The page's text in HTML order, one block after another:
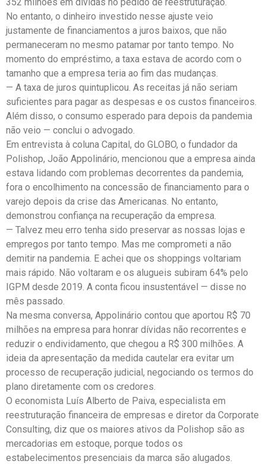
No entanto, o dinheiro investido nesse ajuste veio
justamente de financiamentos a juros baixos, que não
permaneceram no mesmo patamar por tanto tempo. No
momento do empréstimo, a taxa estava de acordo com o
tamanho que a empresa teria ao fim das mudanças.
— A taxa de juros quintuplicou. As receitas já não seriam
suficientes para pagar as despesas e os custos financeiros.
Além disso, o consumo esperado para depois da pandemia
não veio — conclui o advogado.
Em entrevista à coluna Capital, do GLOBO, o fundador da
Polishop, João Appolinário, mencionou que a empresa ainda
estava lidando com problemas decorrentes da pandemia,
fora o encolhimento na concessão de financiamento para o
varejo depois da crise das Americanas. No entanto,
demonstrou confiança na recuperação da empresa.
— Talvez meu erro tenha sido preservar as nossas lojas e
empregos por tanto tempo. Mas me comprometi a não
demitir na pandemia. E achei que os shoppings voltariam
mais rápido. Não voltaram e os alugueis subiram 64% pelo
IGPM desde 2019. A conta ficou insustentável — disse no
mês passado.
Na mesma conversa, Appolinário contou que aportou R$ 70
milhões na empresa para honrar dívidas não recorrentes e
reduzir o endividamento, que chegou a R$ 300 milhões. A
ideia da apresentação da medida cautelar era evitar um
processo de recuperação judicial, negociando os termos do
plano diretamente com os credores.
O economista Luís Alberto de Paiva, especialista em
reestruturação financeira de empresas e diretor da Corporate
Consulting, diz que os maiores ativos da Polishop são as
mercadorias em estoque, porque todos os
estabelecimentos presenciais da marca são alugados.